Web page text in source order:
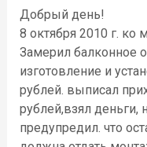
Добрый день!
8 октября 2010 г. ко
Замерил балконное
изготовление и
рублей. выписал
рублей,взял
предупредил. что